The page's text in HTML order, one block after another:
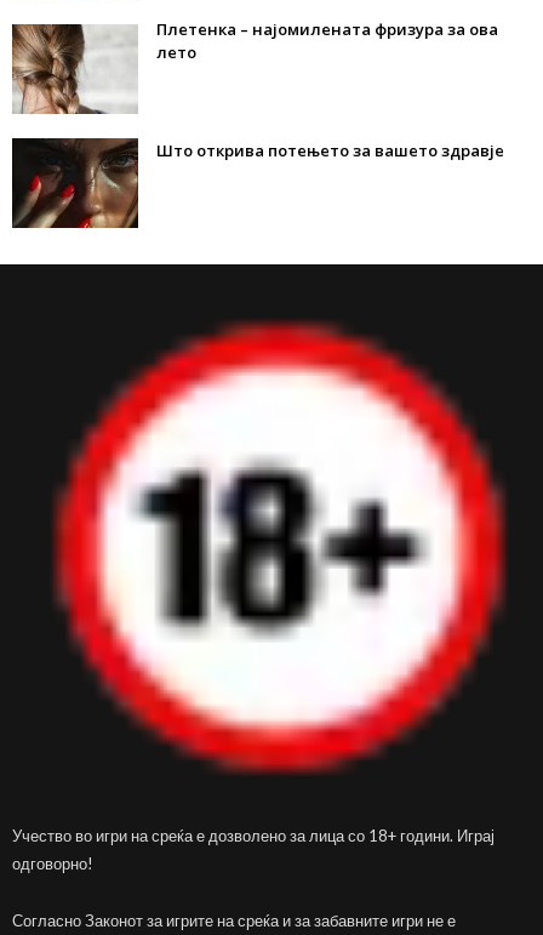
Плетенка – најомилената фризура за ова
лето
Што открива потењето за вашето здравје
Учество во игри на среќа е дозволено за лица со 18+ години. Играј
одговорно!
Согласно Законот за игрите на среќа и за забавните игри не е